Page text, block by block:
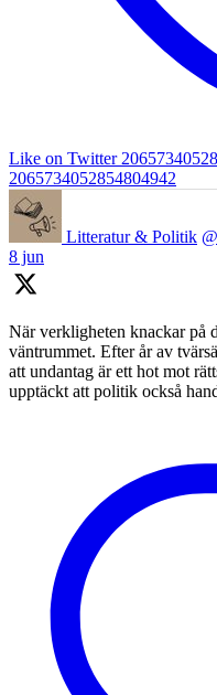
Like on Twitter
2065734052854804942
Litteratur & Politik
8 jun
När verkligheten knackar på
väntrummet. Efter år av
att undantag är ett hot mot
upptäckt att politik också